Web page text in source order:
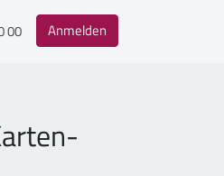
00 Anmelden